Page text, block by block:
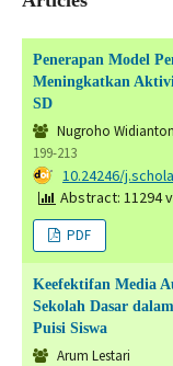
Penerapan Model
Meningkatkan
SD
Nugroho
199-213
DOI: 10.24246/
Abstract: 11294
PDF
Keefektifan Media
Sekolah Dasar
Puisi Siswa
Arum Lestari